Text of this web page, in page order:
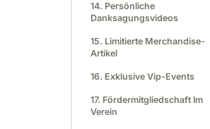
14. Persönliche
Danksagungsvideos
15. Limitierte Merchandise-
Artikel
16. Exklusive Vip-Events
17. Fördermitgliedschaft Im
Verein